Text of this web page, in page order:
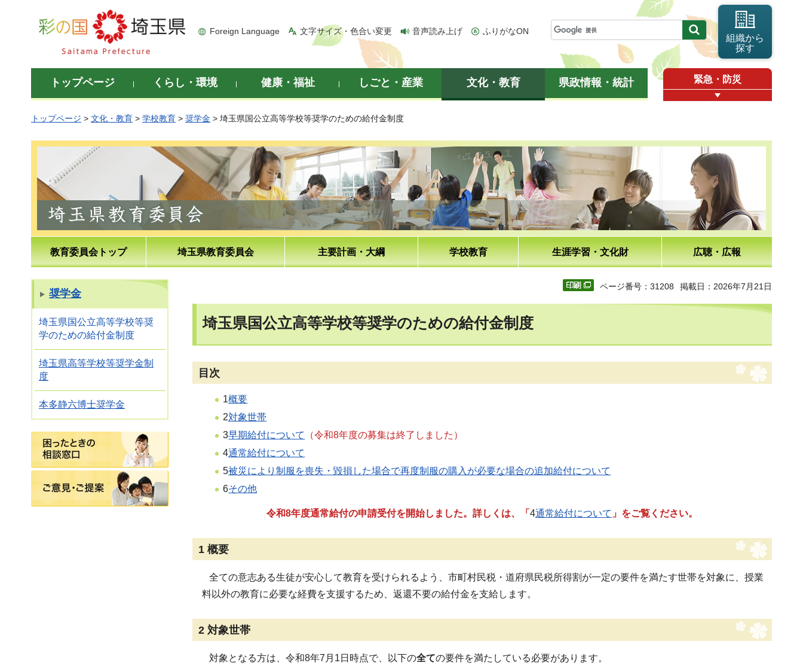
彩の国 埼玉県
Foreign Language 文字サイズ・色合い変更 音声読み上げ ふりがなON
組織から
探す
トップページ くらし・環境 健康・福祉 しごと・産業 文化・教育 県政情報・統計 緊急・防災
トップページ > 文化・教育 > 学校教育 > 奨学金 > 埼玉県国公立高等学校等奨学のための給付金制度
教育委員会トップ 埼玉県教育委員会 主要計画・大綱 学校教育 生涯学習・文化財 広聴・広報
奨学金
埼玉県国公立高等学校等奨
学のための給付金制度
埼玉県高等学校等奨学金制
度
本多静六博士奨学金
困ったときの相談窓口
ページ番号：31208 掲載日：2026年7月21日
埼玉県国公立高等学校等奨学のための給付金制度
目次
1概要
2対象世帯
3早期給付について
（令和8年度の募集は終了しました）
4通常給付について
5被災により制服を喪失・毀損した場合で再度制服の購入が必要な場合の追加給付について
6その他
令和8年度通常給付の申請受付を開始しました。詳しくは、「 4通常給付について 」をご覧ください。
1 概要
全ての意志ある生徒が安心して教育を受けられるよう、市町村民税・道府県民税所得割が一定の要件を満たす世帯を対象に、授業
料以外の教育に必要な経費を支援するため、返還不要の給付金を支給します。
2 対象世帯
対象となる方は、令和8年7月1日時点で、以下の全ての要件を満たしている必要があります。